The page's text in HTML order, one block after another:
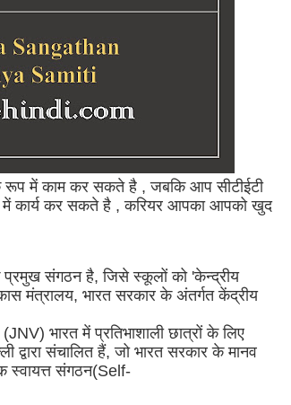
रूप में काम कर सकते है , जबकि आप सीटीईटी
में कार्य कर सकते है , करियर आपका आपको खुद
प्रमुख संगठन है, जिसे स्कूलों को 'केन्द्रीय
मंत्रालय, भारत सरकार के अंतर्गत केंद्रीय
(JNV) भारत में प्रतिभाशाली छात्रों के लिए
द्वारा संचालित हैं, जो भारत सरकार के मानव
स्वायत्त संगठन(Self-